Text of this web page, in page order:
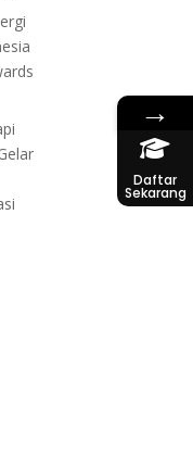
→
Daftar
Sekarang